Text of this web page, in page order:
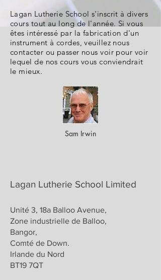
Lagan Lutherie School s'inscrit à divers
cours tout au long de l'année. Si vous
êtes intéressé par la fabrication d'un
instrument à cordes, veuillez nous
contacter ou passer nous voir pour voir
lequel de nos cours vous conviendrait
le mieux.
Sam Irwin
Lagan Lutherie School Limited
Unité 3, 18a Balloo Avenue,
Zone industrielle de Balloo,
Bangor,
Comté de Down.
Irlande du Nord
BT19 7QT